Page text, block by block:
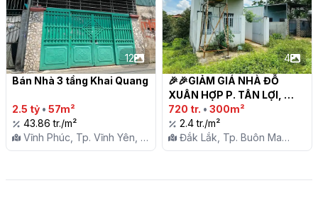
12
Bán Nhà 3 tầng Khai Quang
2.5 tỷ • 57m²
43.86 tr./m²
Vĩnh Phúc, Tp. Vĩnh Yên, P.
Khai Quang
4
🎉🎉GIẢM GIÁ NHÀ ĐỖ
XUÂN HỢP P. TÂN LỢI,
BUÔN MA THUỘT
720 tr. • 300m²
2.4 tr./m²
Đắk Lắk, Tp. Buôn Ma
Thuột, P. Tân Lợi